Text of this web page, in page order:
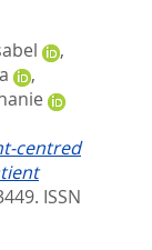
,
,
centred
ISSN